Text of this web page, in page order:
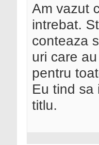
Am vazut
intrebat.
conteaza
uri care
pentru
Eu tind sa
titlu.